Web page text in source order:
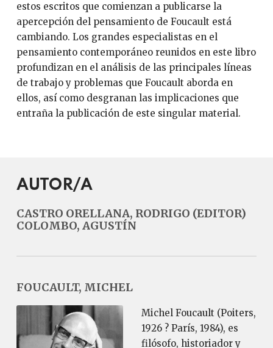
estos escritos que comienzan a publicarse la
apercepción del pensamiento de Foucault está
cambiando. Los grandes especialistas en el
pensamiento contemporáneo reunidos en este libro
profundizan en el análisis de las principales líneas
de trabajo y problemas que Foucault aborda en
ellos, así como desgranan las implicaciones que
entraña la publicación de este singular material.
AUTOR/A
CASTRO ORELLANA, RODRIGO (EDITOR)
COLOMBO, AGUSTÍN
FOUCAULT, MICHEL
Michel Foucault (Poiters,
1926 ? París, 1984), es
filósofo, historiador y